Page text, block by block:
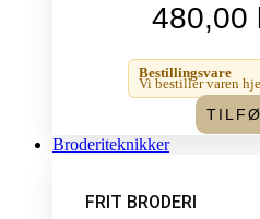
480,00
Bestillingsvare
Vi bestiller varen
Broderiteknikker
FRIT BRODERI